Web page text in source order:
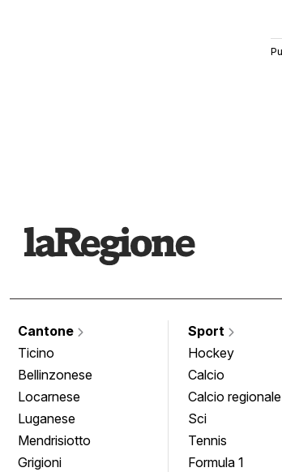
Cantone
Ticino
Bellinzonese
Locarnese
Luganese
Mendrisiotto
Grigioni
Sport
Hockey
Calcio
Calcio regionale
Sci
Tennis
Formula 1